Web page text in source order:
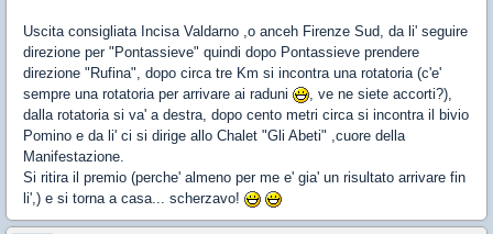
Uscita consigliata Incisa Valdarno ,o anceh Firenze Sud, da li' seguire
direzione per "Pontassieve" quindi dopo Pontassieve prendere
direzione "Rufina", dopo circa tre Km si incontra una rotatoria (c'e'
sempre una rotatoria per arrivare ai raduni
, ve ne siete accorti?),
dalla rotatoria si va' a destra, dopo cento metri circa si incontra il bivio
Pomino e da li' ci si dirige allo Chalet "Gli Abeti" ,cuore della
Manifestazione.
Si ritira il premio (perche' almeno per me e' gia' un risultato arrivare fin
li',) e si torna a casa... scherzavo!